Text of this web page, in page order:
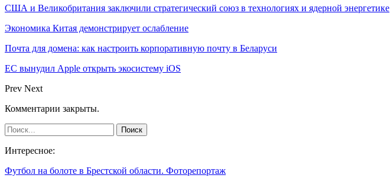
США и Великобритания заключили стратегический союз в технологиях и ядерной энергетике
Экономика Китая демонстрирует ослабление
Почта для домена: как настроить корпоративную почту в Беларуси
ЕС вынудил Apple открыть экосистему iOS
Prev Next
Комментарии закрыты.
Интересное:
Футбол на болоте в Брестской области. Фоторепортаж